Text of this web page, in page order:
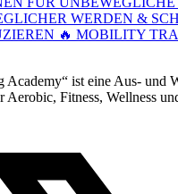
WERDEN &
🔥 MOBILITY
Academy“ ist eine Aus- und
Aerobic, Fitness, Wellness